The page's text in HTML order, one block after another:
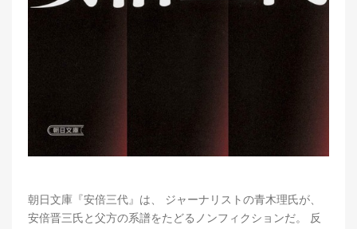
朝日文庫『安倍三代』は、 ジャーナリストの青木理氏が、
安倍晋三氏と父方の系譜をたどるノンフィクションだ。 反